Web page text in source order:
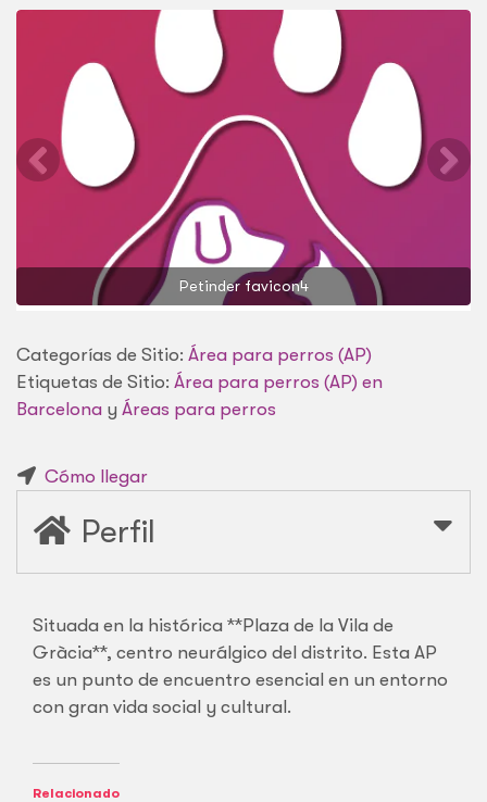
Petinder favicon4
Categorías de Sitio: Área para perros (AP)
Etiquetas de Sitio: Área para perros (AP) en
Barcelona y Áreas para perros
Cómo llegar
Perfil
Situada en la histórica **Plaza de la Vila de
Gràcia**, centro neurálgico del distrito. Esta AP
es un punto de encuentro esencial en un entorno
con gran vida social y cultural.
Relacionado